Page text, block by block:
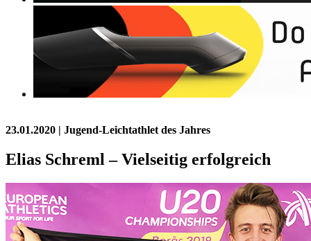
23.01.2020 | Jugend-Leichtathlet des Jahres
Elias Schreml – Vielseitig erfolgreich